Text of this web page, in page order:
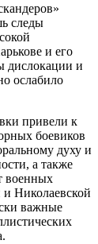
следы
и его
дислокации и
ослабило
привели к
боевиков
духу и
а также
военных
Николаевской
важные